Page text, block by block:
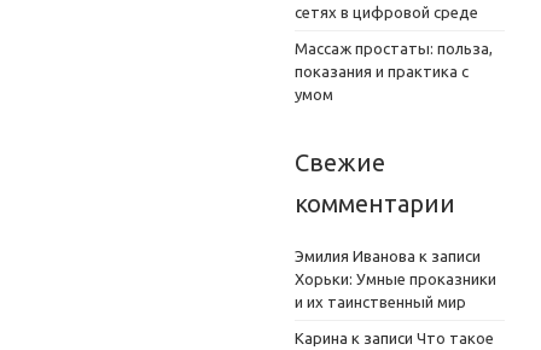
сетях в цифровой среде
Массаж простаты: польза,
показания и практика с
умом
Свежие
комментарии
Эмилия Иванова к записи
Хорьки: Умные проказники
и их таинственный мир
Карина к записи Что такое